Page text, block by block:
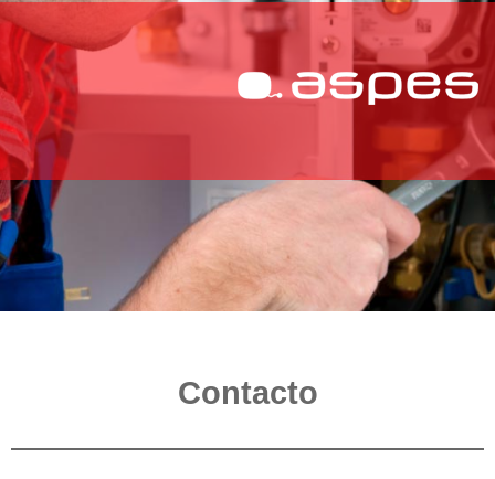
Contacto